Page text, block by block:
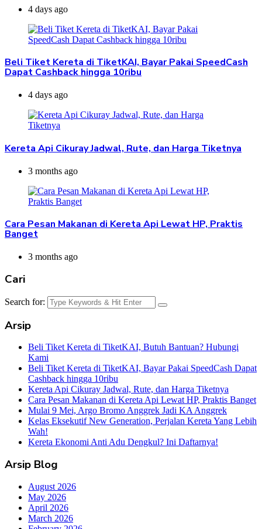
4 days ago
Beli Tiket Kereta di TiketKAI, Bayar Pakai SpeedCash
Dapat Cashback hingga 10ribu
4 days ago
Kereta Api Cikuray Jadwal, Rute, dan Harga Tiketnya
3 months ago
Cara Pesan Makanan di Kereta Api Lewat HP, Praktis
Banget
3 months ago
Cari
Search for:
Arsip
Beli Tiket Kereta di TiketKAI, Butuh Bantuan? Hubungi
Kami
Beli Tiket Kereta di TiketKAI, Bayar Pakai SpeedCash Dapat
Cashback hingga 10ribu
Kereta Api Cikuray Jadwal, Rute, dan Harga Tiketnya
Cara Pesan Makanan di Kereta Api Lewat HP, Praktis Banget
Mulai 9 Mei, Argo Bromo Anggrek Jadi KA Anggrek
Kelas Eksekutif New Generation, Perjalan Kereta Yang Lebih
Wah!
Kereta Ekonomi Anti Adu Dengkul? Ini Daftarnya!
Arsip Blog
August 2026
May 2026
April 2026
March 2026